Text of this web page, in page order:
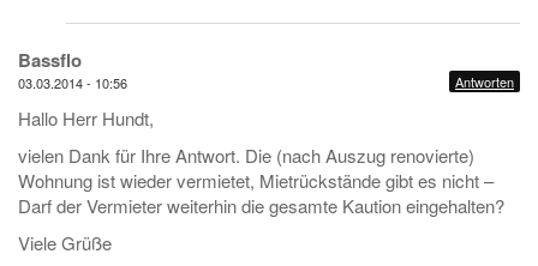
Bassflo
03.03.2014 - 10:56 Antworten
Hallo Herr Hundt,
vielen Dank für Ihre Antwort. Die (nach Auszug renovierte)
Wohnung ist wieder vermietet, Mietrückstände gibt es nicht –
Darf der Vermieter weiterhin die gesamte Kaution eingehalten?
Viele Grüße